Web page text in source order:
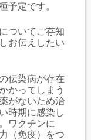
予定です。
ついてご存知
お伝えしたい
伝染病が存在
かってしまう
がないため治
時期に感染し
ワクチンに
（免疫）をつ